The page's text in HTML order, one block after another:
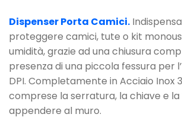
Dispenser Porta Camici.
proteggere camici, tute o kit
umidità, grazie ad una chiusura
presenza di una piccola fessura per
DPI. Completamente in Acciaio Inox
comprese la serratura, la chiave e
appendere al muro.